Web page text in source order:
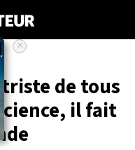
de tous
il fait
×